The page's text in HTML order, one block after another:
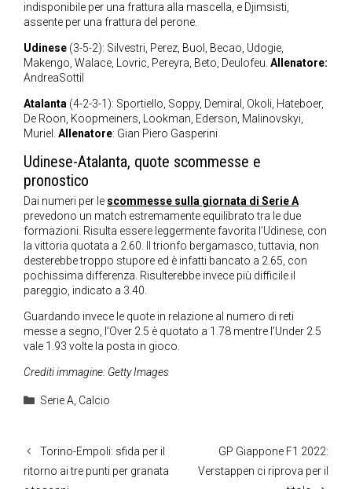
indisponibile per una frattura alla mascella, e Djimsisti,
assente per una frattura del perone.
Udinese (3-5-2): Silvestri, Perez, Buol, Becao, Udogie,
Makengo, Walace, Lovric, Pereyra, Beto, Deulofeu. Allenatore:
AndreaSottil
Atalanta (4-2-3-1): Sportiello, Soppy, Demiral, Okoli, Hateboer,
De Roon, Koopmeiners, Lookman, Ederson, Malinovskyi,
Muriel. Allenatore: Gian Piero Gasperini
Udinese-Atalanta, quote scommesse e
pronostico
Dai numeri per le scommesse sulla giornata di Serie A
prevedono un match estremamente equilibrato tra le due
formazioni. Risulta essere leggermente favorita l’Udinese, con
la vittoria quotata a 2.60. Il trionfo bergamasco, tuttavia, non
desterebbe troppo stupore ed è infatti bancato a 2.65, con
pochissima differenza. Risulterebbe invece più difficile il
pareggio, indicato a 3.40.
Guardando invece le quote in relazione al numero di reti
messe a segno, l’Over 2.5 è quotato a 1.78 mentre l’Under 2.5
vale 1.93 volte la posta in gioco.
Crediti immagine: Getty Images
Categorie
Serie A, Calcio
Torino-Empoli: sfida per il
ritorno ai tre punti per granata
GP Giappone F1 2022:
Verstappen ci riprova per il